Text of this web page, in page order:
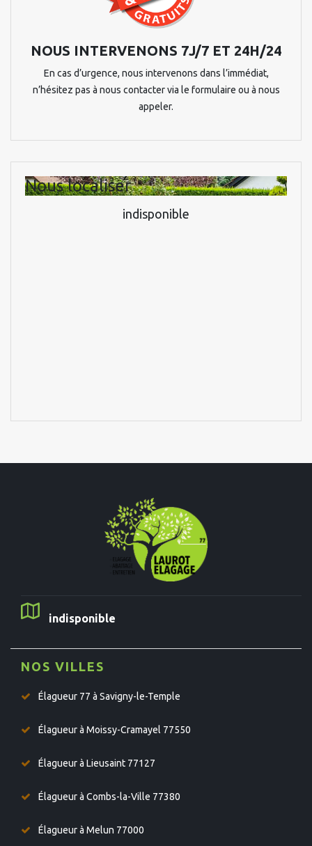
NOUS INTERVENONS 7J/7 ET 24H/24
En cas d’urgence, nous intervenons dans l’immédiat,
n’hésitez pas à nous contacter via le formulaire ou à nous
appeler.
Nous localiser
indisponible
indisponible
NOS VILLES
Élagueur 77 à Savigny-le-Temple
Élagueur à Moissy-Cramayel 77550
Élagueur à Lieusaint 77127
Élagueur à Combs-la-Ville 77380
Élagueur à Melun 77000